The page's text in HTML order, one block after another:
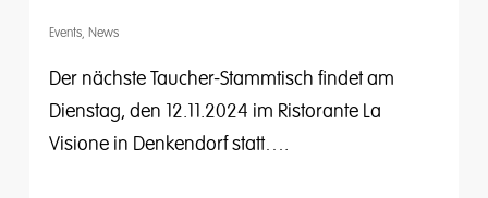
Events, News
Der nächste Taucher-Stammtisch findet am
Dienstag, den 12.11.2024 im Ristorante La
Visione in Denkendorf statt….